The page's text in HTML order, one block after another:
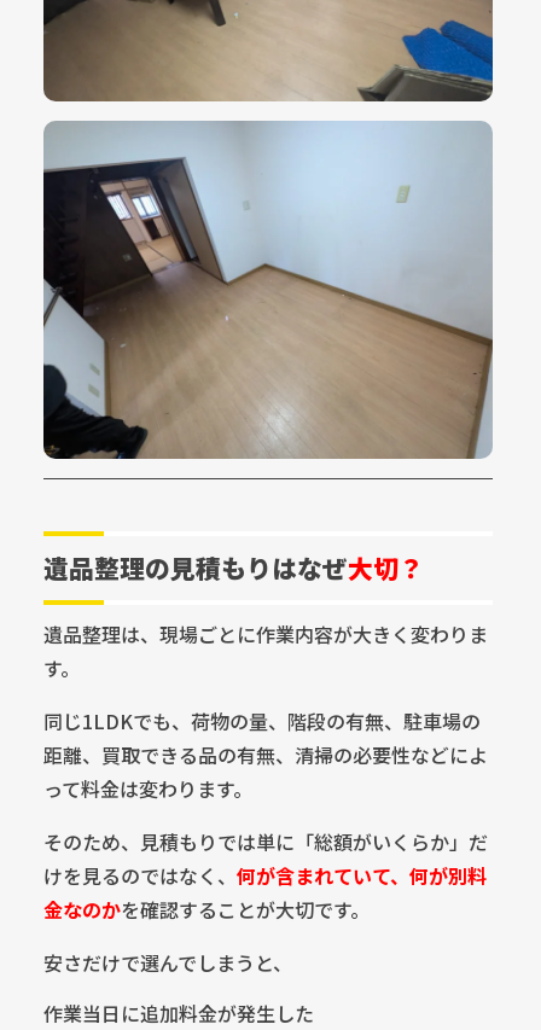
遺品整理の見積もりはなぜ大切？
遺品整理は、現場ごとに作業内容が大きく変わりま
す。
同じ1LDKでも、荷物の量、階段の有無、駐車場の
距離、買取できる品の有無、清掃の必要性などによ
って料金は変わります。
そのため、見積もりでは単に「総額がいくらか」だ
けを見るのではなく、 何が含まれていて、何が別料
金なのかを確認することが大切です。
安さだけで選んでしまうと、
作業当日に追加料金が発生した